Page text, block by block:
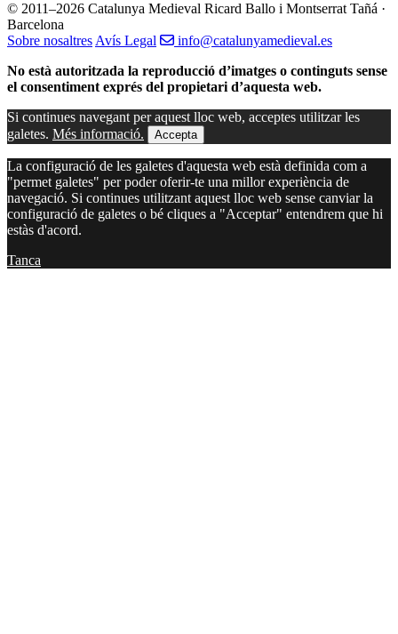
© 2011–2026 Catalunya Medieval Ricard Ballo i Montserrat Tañá ·
Barcelona
Sobre nosaltres Avís Legal
info@catalunyamedieval.es
No està autoritzada la reproducció d’imatges o continguts sense
el consentiment exprés del propietari d’aquesta web.
Si continues navegant per aquest lloc web, acceptes utilitzar les
galetes. Més informació. Accepta
La configuració de les galetes d'aquesta web està definida com a
"permet galetes" per poder oferir-te una millor experiència de
navegació. Si continues utilitzant aquest lloc web sense canviar la
configuració de galetes o bé cliques a "Acceptar" entendrem que hi
estàs d'acord.
Tanca